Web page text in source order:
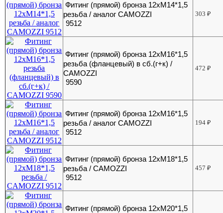
Фитинг (прямой) бронза 12хМ14*1,5
резьба / аналог CAMOZZI
9512
303₽
Фитинг (прямой) бронза 12хМ16*1,5
резьба (фланцевый) в сб.(г+к) /
CAMOZZI
9590
472₽
Фитинг (прямой) бронза 12хМ16*1,5
резьба / аналог CAMOZZI
9512
194₽
Фитинг (прямой) бронза 12хМ18*1,5
резьба / CAMOZZI
9512
457₽
Фитинг (прямой) бронза 12хМ20*1,5